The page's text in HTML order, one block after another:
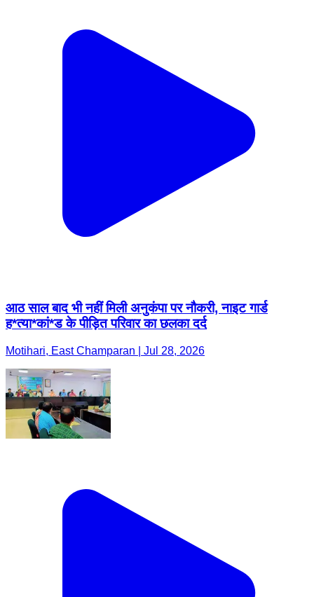
आठ साल बाद भी नहीं मिली अनुकंपा पर नौकरी, नाइट गार्ड
ह*त्या*कां*ड के पीड़ित परिवार का छलका दर्द
Motihari, East Champaran | Jul 28, 2026